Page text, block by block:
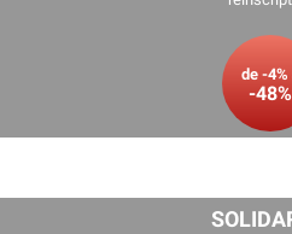
de -4%
-48%